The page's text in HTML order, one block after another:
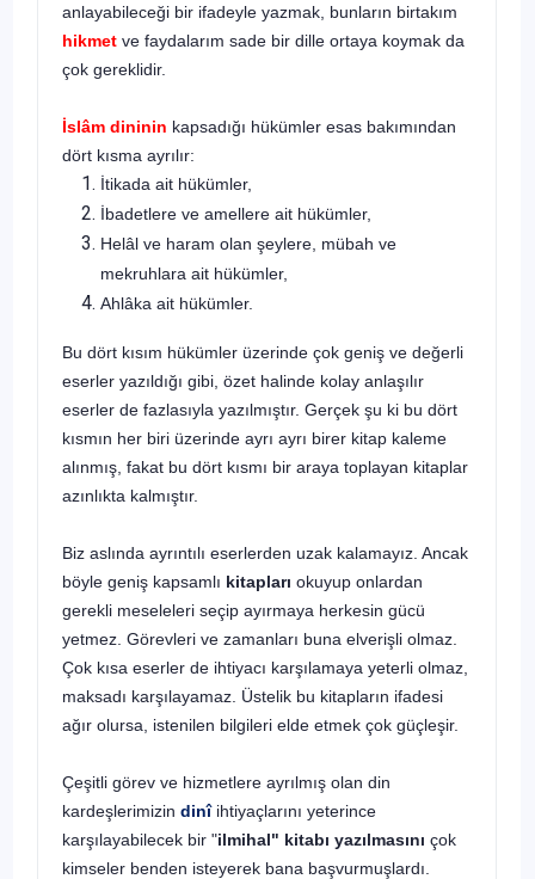
anlayabileceği bir ifadeyle yazmak, bunların birtakım
hikmet ve faydalarım sade bir dille ortaya koymak da
çok gereklidir.
İslâm dininin kapsadığı hükümler esas bakımından
dört kısma ayrılır:
İtikada ait hükümler,
İbadetlere ve amellere ait hükümler,
Helâl ve haram olan şeylere, mübah ve
mekruhlara ait hükümler,
Ahlâka ait hükümler.
Bu dört kısım hükümler üzerinde çok geniş ve değerli
eserler ya­zıldığı gibi, özet halinde kolay anlaşılır
eserler de fazlasıyla yazılmıştır. Gerçek şu ki bu dört
kısmın her biri üzerinde ayrı ayrı birer kitap ka­leme
alınmış, fakat bu dört kısmı bir araya toplayan kitaplar
azınlıkta kalmıştır.
Biz aslında ayrıntılı eserlerden uzak kalamayız. Ancak
böyle geniş kapsamlı kitapları okuyup onlardan
gerekli meseleleri seçip ayırmaya herkesin gücü
yetmez. Görevleri ve zamanları buna elverişli olmaz.
Çok kısa eserler de ihtiyacı karşılamaya yeterli olmaz,
maksadı karşılaya­maz. Üstelik bu kitapların ifadesi
ağır olursa, istenilen bilgileri elde et­mek çok güçleşir.
Çeşitli görev ve hizmetlere ayrılmış olan din
kardeşlerimizin dinîihtiyaçlarını yeterince
karşılayabilecek bir "ilmihal" kitabı yazılmasını çok
kimseler benden isteyerek bana başvurmuşlardı.